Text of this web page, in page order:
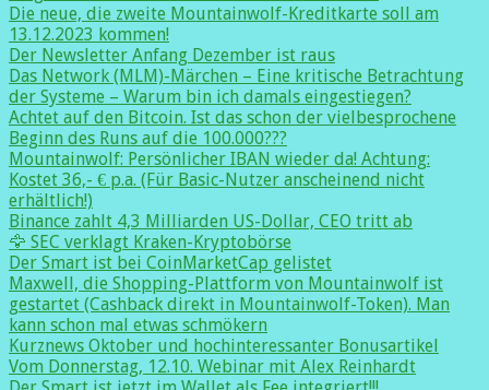
Die neue, die zweite Mountainwolf-Kreditkarte soll am
13.12.2023 kommen!
Der Newsletter Anfang Dezember ist raus
Das Network (MLM)-Märchen – Eine kritische Betrachtung
der Systeme – Warum bin ich damals eingestiegen?
Achtet auf den Bitcoin. Ist das schon der vielbesprochene
Beginn des Runs auf die 100.000???
Mountainwolf: Persönlicher IBAN wieder da! Achtung:
Kostet 36,- € p.a. (Für Basic-Nutzer anscheinend nicht
erhältlich!)
Binance zahlt 4,3 Milliarden US-Dollar, CEO tritt ab
🦅 SEC verklagt Kraken-Kryptobörse
Der Smart ist bei CoinMarketCap gelistet
Maxwell, die Shopping-Plattform von Mountainwolf ist
gestartet (Cashback direkt in Mountainwolf-Token). Man
kann schon mal etwas schmökern
Kurznews Oktober und hochinteressanter Bonusartikel
Vom Donnerstag, 12.10. Webinar mit Alex Reinhardt